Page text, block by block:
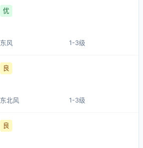
优
东风 1-3级
良
东北风 1-3级
良